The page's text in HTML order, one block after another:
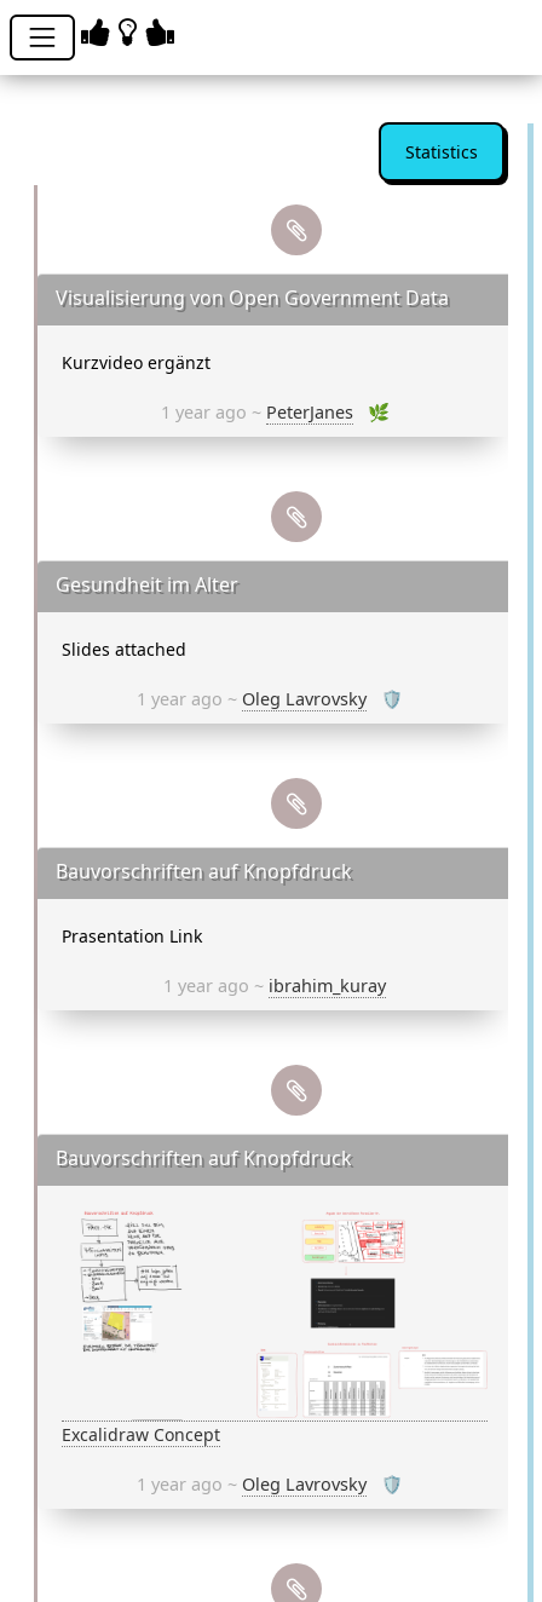
Statistics
Visualisierung von Open Government Data
Kurzvideo ergänzt
1 year ago ~ PeterJanes 🌿
Gesundheit im Alter
Slides attached
1 year ago ~ Oleg Lavrovsky 🛡
Bauvorschriften auf Knopfdruck
Prasentation Link
1 year ago ~ ibrahim_kuray
Bauvorschriften auf Knopfdruck
Excalidraw Concept
1 year ago ~ Oleg Lavrovsky 🛡